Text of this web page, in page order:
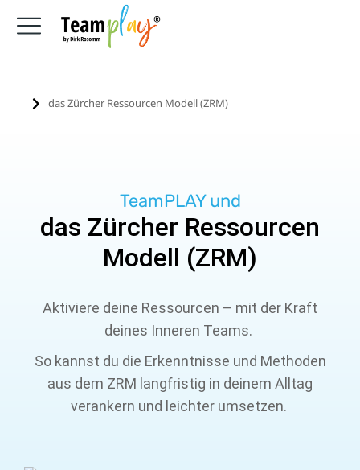
Sie befinden sich hier:
das Zürcher Ressourcen Modell (ZRM)
TeamPLAY und
das Zürcher Ressourcen
Modell (ZRM)
Aktiviere deine Ressourcen – mit der Kraft
deines Inneren Teams.
So kannst du die Erkenntnisse und Methoden
aus dem ZRM langfristig in deinem Alltag
verankern und leichter umsetzen.